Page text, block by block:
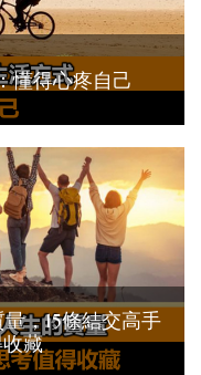
懂得心疼自己
，15條結交高手
藏